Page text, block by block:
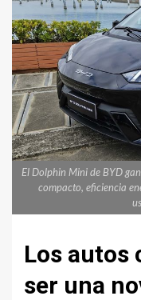
El Dolphin Mini de BYD
compacto, eficiencia
Los autos
ser una